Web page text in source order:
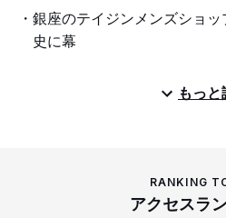
銀座のテイジンメンズショ
史に幕
もっと
RANKING
アクセスラ